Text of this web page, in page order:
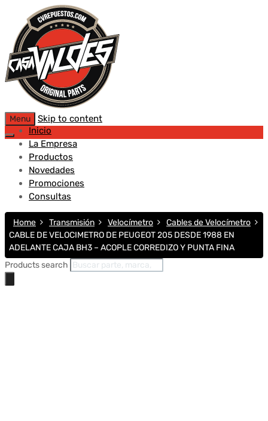
Menu
Skip to content
Inicio
La Empresa
Productos
Novedades
Promociones
Consultas
Home Transmisión Velocímetro
Cables de Velocímetro
CABLE DE VELOCIMETRO DE PEUGEOT 205 DESDE 1988 EN
ADELANTE CAJA BH3 – ACOPLE CORREDIZO Y PUNTA FINA
Products search